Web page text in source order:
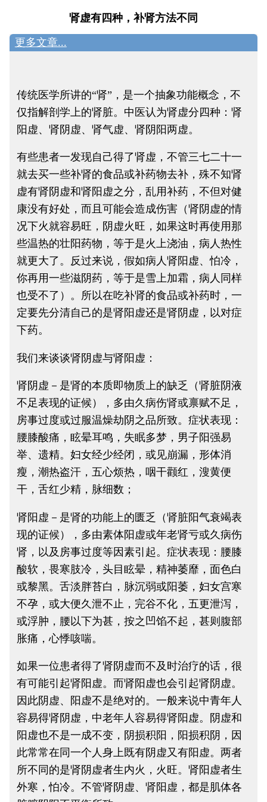
肾虚有四种，补肾方法不同
更多文章...
传统医学所讲的“肾”，是一个抽象功能概念，不
仅指解剖学上的肾脏。 中医认为肾虚分四种：肾
阳虚、肾阴虚、肾气虚、肾阴阳两虚。
有些患者一发现自己得了肾虚，不管三七二十一
就去买一些补肾的食品或补药物去补，殊不知肾
虚有肾阴虚和肾阳虚之分，乱用补药，不但对健
康没有好处，而且可能会造成伤害（肾阴虚的情
况下火就容易旺，阴虚火旺，如果这时再使用那
些温热的壮阳药物，等于是火上浇油，病人热性
就更大了。反过来说，假如病人肾阳虚、怕冷，
你再用一些滋阴药，等于是雪上加霜，病人同样
也受不了）。所以在吃补肾的食品或补药时，一
定要先分清自己的是肾阳虚还是肾阴虚，以对症
下药。
我们来谈谈肾阴虚与肾阳虚：
肾阴虚－是肾的本质即物质上的缺乏（肾脏阴液
不足表现的证候），多由久病伤肾或禀赋不足，
房事过度或过服温燥劫阴之品所致。症状表现：
腰膝酸痛，眩晕耳鸣，失眠多梦，男子阳强易
举、遗精。妇女经少经闭，或见崩漏，形体消
瘦，潮热盗汗，五心烦热，咽干颧红，溲黄便
干，舌红少精，脉细数；
肾阳虚－是肾的功能上的匮乏（肾脏阳气衰竭表
现的证候），多由素体阳虚或年老肾亏或久病伤
肾，以及房事过度等因素引起。症状表现：腰膝
酸软，畏寒肢冷，头目眩晕，精神萎靡，面色白
或黎黑。舌淡胖苔白，脉沉弱或阳萎，妇女宫寒
不孕，或大便久泄不止，完谷不化，五更泄泻，
或浮肿，腰以下为甚，按之凹馅不起，甚则腹部
胀痛，心悸咳喘。
如果一位患者得了肾阴虚而不及时治疗的话，很
有可能引起肾阳虚。而肾阳虚也会引起肾阴虚。
因此阴虚、阳虚不是绝对的。一般来说中青年人
容易得肾阴虚，中老年人容易得肾阳虚。阴虚和
阳虚也不是一成不变，阴损积阳，阳损积阴，因
此常常在同一个人身上既有阴虚又有阳虚。两者
所不同的是肾阴虚者生内火，火旺。肾阳虚者生
外寒，怕冷。不管肾阴虚、肾阳虚，都是肌体各